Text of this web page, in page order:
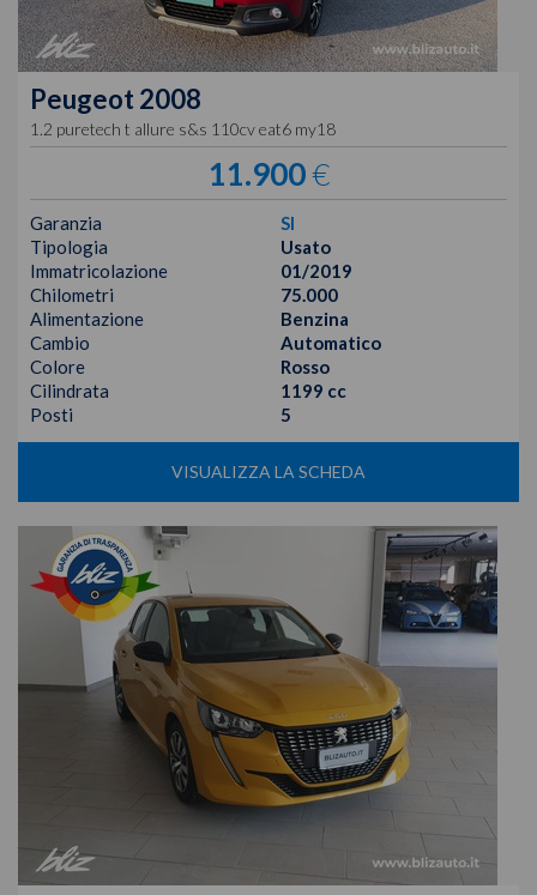
Peugeot 2008
1.2 puretech t allure s&s 110cv eat6 my18
11.900€
Garanzia
SI
Tipologia
Usato
Immatricolazione
01/2019
Chilometri
75.000
Alimentazione
Benzina
Cambio
Automatico
Colore
Rosso
Cilindrata
1199 cc
Posti
5
VISUALIZZA LA SCHEDA